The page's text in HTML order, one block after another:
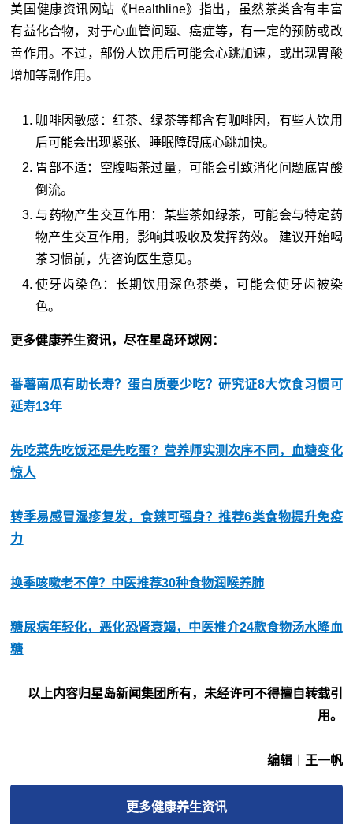
美国健康资讯网站《Healthline》指出，虽然茶类含有丰富
有益化合物，对于心血管问题、癌症等，有一定的预防或改
善作用。不过，部份人饮用后可能会心跳加速，或出现胃酸
增加等副作用。
咖啡因敏感：红茶、绿茶等都含有咖啡因，有些人饮用
后可能会出现紧张、睡眠障碍底心跳加快。
胃部不适：空腹喝茶过量，可能会引致消化问题底胃酸
倒流。
与药物产生交互作用：某些茶如绿茶，可能会与特定药
物产生交互作用，影响其吸收及发挥药效。 建议开始喝
茶习惯前，先咨询医生意见。
使牙齿染色：长期饮用深色茶类，可能会使牙齿被染
色。
更多健康养生资讯，尽在星岛环球网：
番薯南瓜有助长寿？蛋白质要少吃？研究证8大饮食习惯可
延寿13年
先吃菜先吃饭还是先吃蛋？营养师实测次序不同，血糖变化
惊人
转季易感冒湿疹复发，食辣可强身？推荐6类食物提升免疫
力
换季咳嗽老不停？中医推荐30种食物润喉养肺
糖尿病年轻化，恶化恐肾衰竭，中医推介24款食物汤水降血
糖
以上内容归星岛新闻集团所有，未经许可不得擅自转载引
用。
编辑︱王一帆
更多健康养生资讯